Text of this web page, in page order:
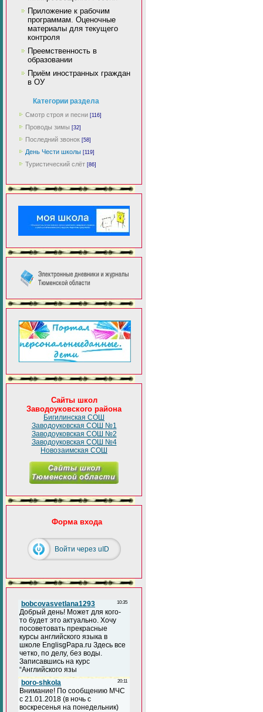
Приложение к рабочим
программам. Оценочные
материалы для текущего
контроля
Преемственность в
образовании
Приём иностранных граждан
в ОУ
Категории раздела
Смотр строя и песни [116]
Проводы зимы [32]
Последний звонок [58]
День Чести школы [119]
Туристический слёт [86]
Сайты школ
Заводоуковского района
Бигилинская СОШ
Заводоуковская СОШ №1
Заводоуковская СОШ №2
Заводоуковская СОШ №4
Новозаимская СОШ
Форма входа
Войти через uID